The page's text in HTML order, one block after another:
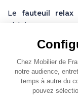
Chez Mobilier de
notre audience,
temps à autre du
pouvez
Le fauteuil relax
réduite apporte
de la position
efforts et les
la
lombaire